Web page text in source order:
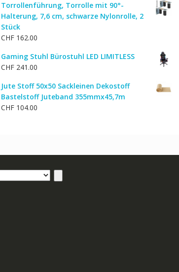
war:
CHF 38.00
ist:
CHF 33.00.
Torrollenführung, Torrolle mit 90°-
Halterung, 7,6 cm, schwarze Nylonrolle, 2
Stück
CHF162.00
Gaming Stuhl Bürostuhl LED LIMITLESS
CHF241.00
Jute Stoff 50x50 Sackleinen Dekostoff
Bastelstoff Juteband 355mmx45,7m
CHF104.00